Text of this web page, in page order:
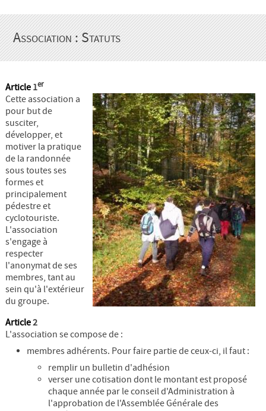
Association : Statuts
Article 1er
Cette association a
pour but de
susciter,
développer, et
motiver la pratique
de la randonnée
sous toutes ses
formes et
principalement
pédestre et
cyclotouriste.
L'association
s'engage à
respecter
l'anonymat de ses
membres, tant au
sein qu'à l'extérieur
du groupe.
Article2
L'association se compose de :
membres adhérents. Pour faire partie de ceux-ci, il faut :
remplir un bulletin d'adhésion
verser une cotisation dont le montant est proposé
chaque année par le conseil d'Administration à
l'approbation de l'Assemblée Générale des